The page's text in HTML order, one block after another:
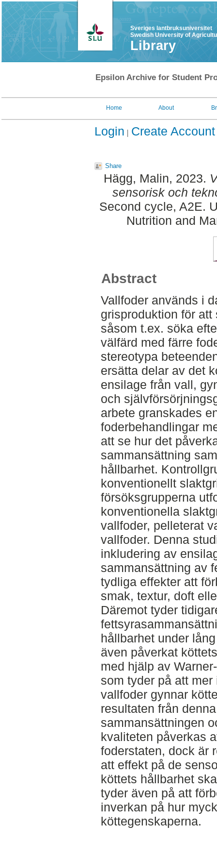
Sveriges lantbruksuniversitet
Swedish University of
Library
Epsilon Archive for Student
Home About
Login Create Account
Share
Hägg, Malin, 2023.
sensorisk och
Second cycle, A2E.
Nutrition and
Abstract
Vallfoder används i
grisproduktion för
såsom t.ex. söka
välfärd med färre
stereotypa
ersätta delar av det
ensilage från vall,
och
arbete granskades
foderbehandlingar
att se hur det
sammansättning
hållbarhet.
konventionellt
försöksgrupperna
konventionella
vallfoder, pelleterat
vallfoder. Denna
inkludering av
sammansättning av
tydliga effekter att
smak, textur, doft
Däremot tyder
hållbarhet under
även påverkat
med hjälp av
som tyder på att
vallfoder gynnar
resultaten från
sammansättningen
kvaliteten påverkas
foderstaten, dock är
att effekt på de
köttets hållbarhet
tyder även på att
inverkan på hur
köttegenskaperna.